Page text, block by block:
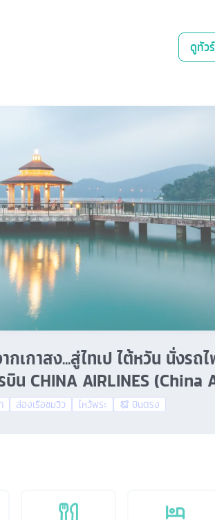
ดูทัว
กเกาสง...สู่ไทเป ไต้หวัน นั่งร
น CHINA AIRLINES (China
ล่องเรือชมวิว ไหว้พระ บินตรง